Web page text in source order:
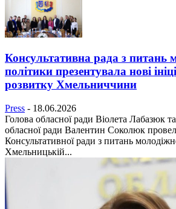
Консультативна рада з питань
політики презентувала нові
розвитку Хмельниччини
Press - 18.06.2026
Голова обласної ради Віолета Лабазюк
обласної ради Валентин Соколюк
Консультативної ради з питань
Хмельницькій...